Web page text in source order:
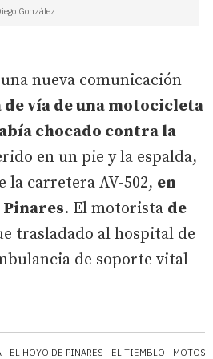
EL HOYO DE PINARES EL TIEMBLO MOTOS
González
nueva comunicación
vía de una motocicleta
chocado contra la
en un pie y la espalda,
la carretera AV-502, en
Pinares. El motorista de
trasladado al hospital de
de soporte vital